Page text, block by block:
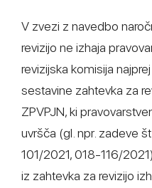
V zvezi z navedbo
revizijo ne izhaja
revizijska komisija
sestavine zahtevka za
ZPVPJN, ki
uvršča (gl. npr. zadeve
101/2021, 018-116/
iz zahtevka za revizijo